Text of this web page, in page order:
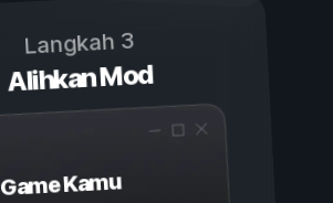
Langkah 3
Alihkan Mod
Game Kamu